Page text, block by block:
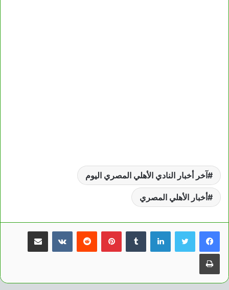
آخر أخبار النادي الأهلي المصري اليوم
أخبار الأهلي المصري
لينكدإن بينتيريست مشاركة عبر البريد
طباعة